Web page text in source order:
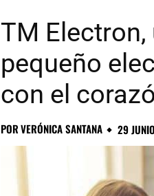
TM
pequeño
con el
PORVERÓNICA SANTANA 29